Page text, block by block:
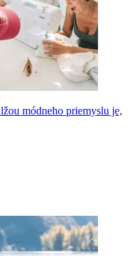
módneho priemyslu je,